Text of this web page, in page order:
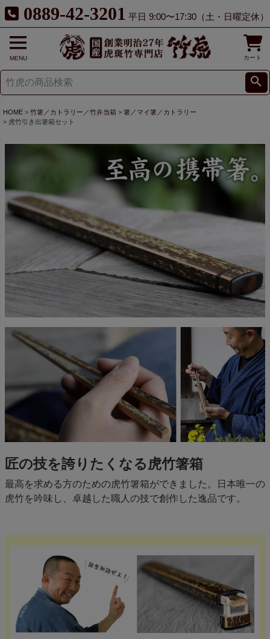
0889-42-3201 平日 9:00〜17:30（土・日曜定休）
MENU カート
HOME 竹箸／カトラリー／竹弁当箱
箸／マイ箸／カトラリー
虎竹引き出箸箱セット
匠の技を誇りたくなる虎竹箸箱
最高を求める方のための虎竹箸箱ができました。日本唯一の
虎竹を吟味し、卓越した職人の技で創作した逸品です。